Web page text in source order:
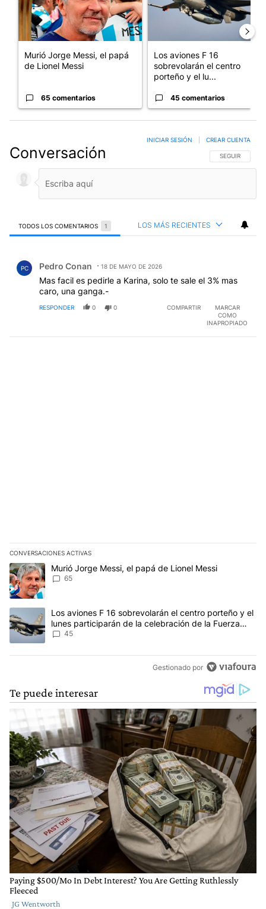
Murió Jorge Messi, el papá
de Lionel Messi
65 comentarios
Los aviones F 16
sobrevolarán el centro
porteño y el lu...
45 comentarios
Conversación SIGA ESTA
SEGUIR
INICIAR SESIÓN CREAR CUENTA
TODOS LOS COMENTARIOS 1 LOS MÁS RECIENTES
PC Pedro Conan 18 DE MAYO DE 2026
Mas facil es pedirle a Karina, solo te sale el 3% mas
caro, una ganga.-
RESPONDER 0 0 COMPARTIR
MARCAR
COMO
INAPROPIADO
CONVERSACIONES ACTIVAS
Este listado muestra los artículos con más comentarios en los
Un artículo de tendencia con el título "Murió Jorge Messi, el
Murió Jorge Messi, el papá de Lionel Messi
65
Un artículo de tendencia con el título "Los aviones F 16
Los aviones F 16 sobrevolarán el centro porteño y el
lunes participarán de la celebración de la Fuerza
Aérea
45
Gestionado por